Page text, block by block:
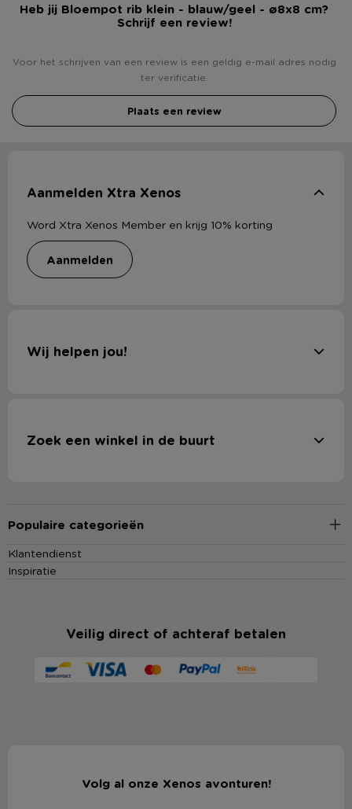
Heb jij Bloempot rib klein - blauw/geel - ø8x8 cm?
Schrijf een review!
Voor het schrijven van een review is een geldig e-mail adres nodig
ter verificatie.
Plaats een review
Aanmelden Xtra Xenos
Word Xtra Xenos Member en krijg 10% korting
aanmelden
Wij helpen jou!
Zoek een winkel in de buurt
Populaire categorieën
Klantendienst
Inspiratie
Veilig direct of achteraf betalen
Volg al onze Xenos avonturen!